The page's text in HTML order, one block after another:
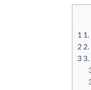
1
2
3 3.